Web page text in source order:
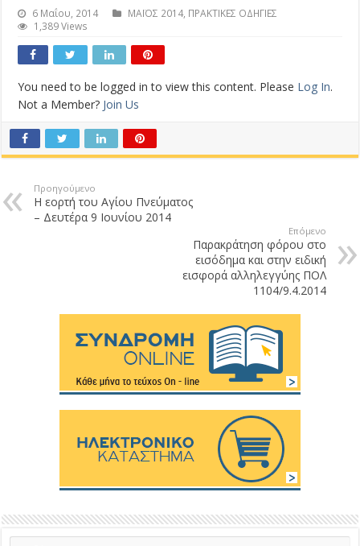
6 Μαΐου, 2014 ΜΑΪΟΣ 2014, ΠΡΑΚΤΙΚΕΣ ΟΔΗΓΙΕΣ
1,389 Views
You need to be logged in to view this content. Please Log In.
Not a Member? Join Us
Προηγούμενο
Η εορτή του Αγίου Πνεύματος
– Δευτέρα 9 Ιουνίου 2014
Επόμενο
Παρακράτηση φόρου στο
εισόδημα και στην ειδική
εισφορά αλληλεγγύης ΠΟΛ
1104/9.4.2014